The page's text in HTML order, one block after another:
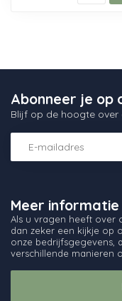
Meer informatie
Als u vragen heeft over
dan zeker een kijkje op
onze bedrijfsgegevens,
verschillende manieren
Abonneer je op
Blijf op de hoogte